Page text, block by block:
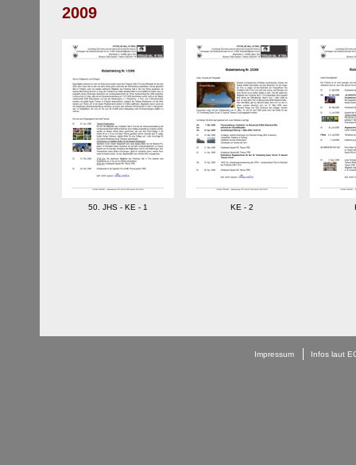
2009
50. JHS - KE - 1 KE - 2
Impressum Infos laut